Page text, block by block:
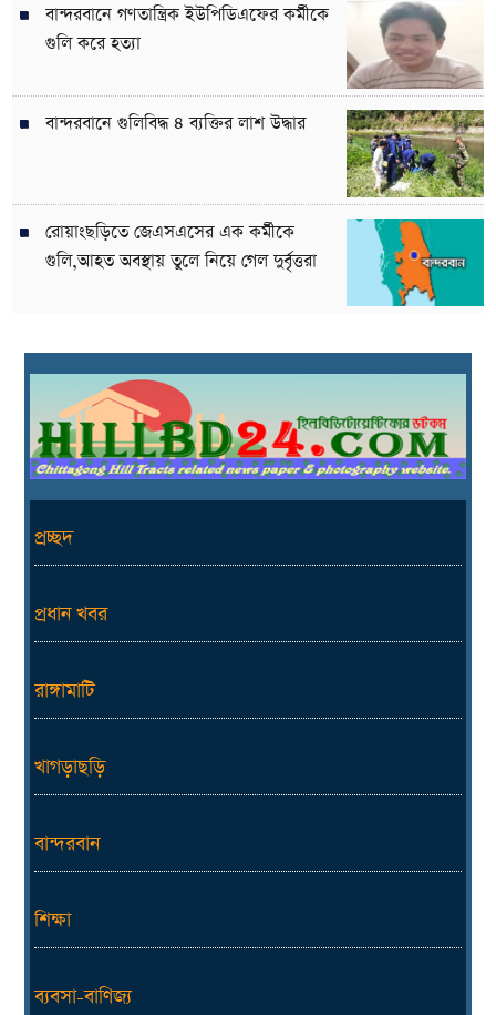
বান্দরবানে গণতান্ত্রিক ইউপিডিএফের কর্মীকে
গুলি করে হত্যা
বান্দরবানে গুলিবিদ্ধ ৪ ব্যক্তির লাশ উদ্ধার
রোয়াংছড়িতে জেএসএসের এক কর্মীকে
গুলি,আহত অবস্থায় তুলে নিয়ে গেল দুর্বৃত্তরা
প্রচ্ছদ
প্রধান খবর
রাঙ্গামাটি
খাগড়াছড়ি
বান্দরবান
শিক্ষা
ব্যবসা-বাণিজ্য